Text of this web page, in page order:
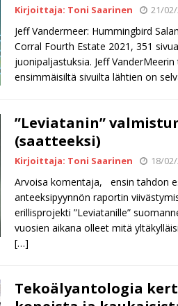
Kirjoittaja: Toni Saarinen 21/
Jeff Vandermeer: Hummingbird
Corral Fourth Estate 2021, 351
juonipaljastuksia. Jeff
ensimmäisiltä sivuilta lähtien on
”Leviatanin”
(saatteeksi)
Kirjoittaja: Toni Saarinen 18/
Arvoisa komentaja, ensin tahdon
anteeksipyynnön raportin
erillisprojekti ”Leviatanille”
vuosien aikana olleet mitä
[…]
Tekoälyantologia